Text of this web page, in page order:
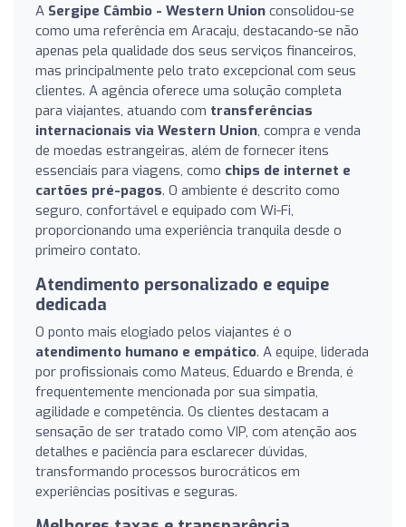
A Sergipe Câmbio - Western Union consolidou-se
como uma referência em Aracaju, destacando-se não
apenas pela qualidade dos seus serviços financeiros,
mas principalmente pelo trato excepcional com seus
clientes. A agência oferece uma solução completa
para viajantes, atuando com transferências
internacionais via Western Union, compra e venda
de moedas estrangeiras, além de fornecer itens
essenciais para viagens, como chips de internet e
cartões pré-pagos. O ambiente é descrito como
seguro, confortável e equipado com Wi-Fi,
proporcionando uma experiência tranquila desde o
primeiro contato.
Atendimento personalizado e equipe
dedicada
O ponto mais elogiado pelos viajantes é o
atendimento humano e empático. A equipe, liderada
por profissionais como Mateus, Eduardo e Brenda, é
frequentemente mencionada por sua simpatia,
agilidade e competência. Os clientes destacam a
sensação de ser tratado como VIP, com atenção aos
detalhes e paciência para esclarecer dúvidas,
transformando processos burocráticos em
experiências positivas e seguras.